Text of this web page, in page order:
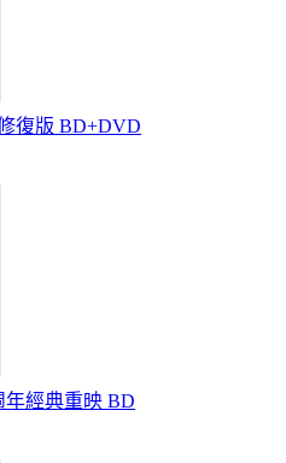
復版 BD+DVD
年經典重映 BD